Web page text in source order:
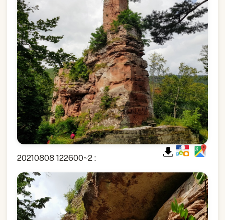
20210808 122600~2 :